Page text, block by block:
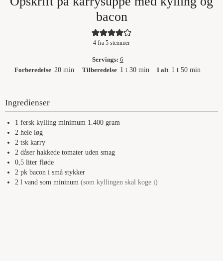
e
o
bacon
4 fra 5 stemmer
Servings: 6
Forberedelse 20minutter
min Tilberedelse 1 time
t 30minutter
min I alt 1 time
t 50minutter
min
Ingredienser
1 fersk kylling minimum 1.400 gram
2 hele løg
2 tsk karry
2 dåser hakkede tomater uden smag
0,5 liter fløde
2 pk bacon i små stykker
2 l vand som mininum (som kyllingen skal koge i)